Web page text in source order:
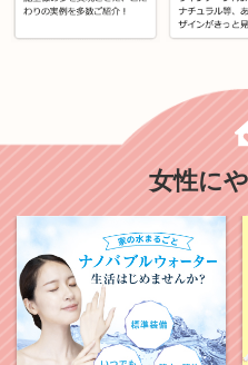
女性に